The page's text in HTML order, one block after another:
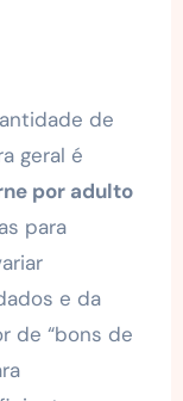
de
geral é
por adulto
para
e da
de “bons de